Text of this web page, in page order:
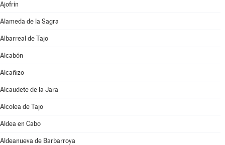
Ajofrín
Alameda de la Sagra
Albarreal de Tajo
Alcabón
Alcañizo
Alcaudete de la Jara
Alcolea de Tajo
Aldea en Cabo
Aldeanueva de Barbarroya